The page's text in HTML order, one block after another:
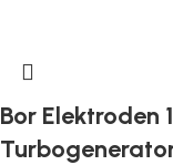
Bor Elektroden